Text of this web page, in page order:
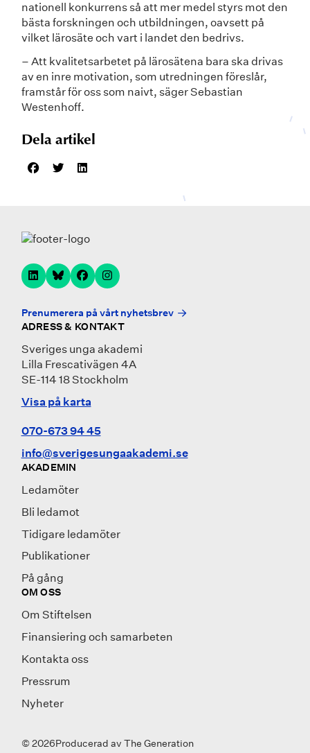
nationell konkurrens så att mer medel styrs mot den
bästa forskningen och utbildningen, oavsett på
vilket lärosäte och vart i landet den bedrivs.
– Att kvalitetsarbetet på lärosätena bara ska drivas
av en inre motivation, som utredningen föreslår,
framstår för oss som naivt, säger Sebastian
Westenhoff.
Dela artikel
Prenumerera på vårt nyhetsbrev
ADRESS & KONTAKT
Sveriges unga akademi
Lilla Frescativägen 4A
SE-114 18 Stockholm
Visa på karta
070-673 94 45
info@sverigesungaakademi.se
AKADEMIN
Ledamöter
Bli ledamot
Tidigare ledamöter
Publikationer
På gång
OM OSS
Om Stiftelsen
Finansiering och samarbeten
Kontakta oss
Pressrum
Nyheter
© 2026Producerad av The Generation